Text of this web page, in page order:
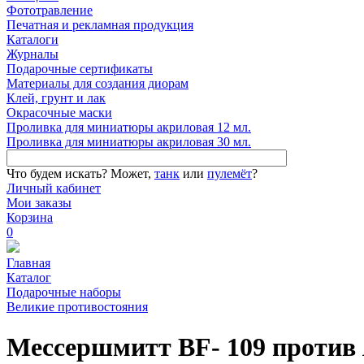
Фототравление
Печатная и рекламная продукция
Каталоги
Журналы
Подарочные сертификаты
Материалы для создания диорам
Клей, грунт и лак
Окрасочные маски
Проливка для миниатюры акриловая 12 мл.
Проливка для миниатюры акриловая 30 мл.
Что будем искать? Может, танк или пулемёт?
Личный кабинет
Мои заказы
Корзина
0
Главная
Каталог
Подарочные наборы
Великие противостояния
Мессершмитт BF- 109